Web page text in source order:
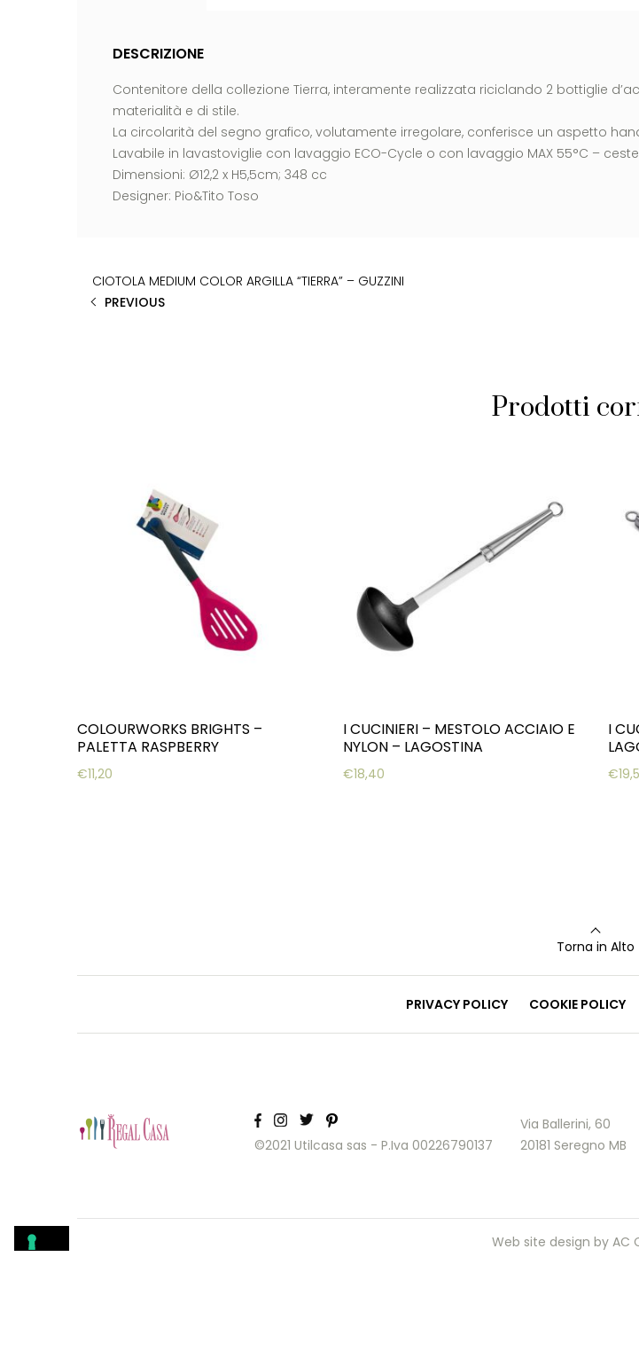
DESCRIZIONE
Contenitore della collezione Tierra, interamente realizzata riciclando 2 bottiglie
materialità e di stile.
La circolarità del segno grafico, volutamente irregolare, conferisce un aspetto
Lavabile in lavastoviglie con lavaggio ECO-Cycle o con lavaggio MAX 55°C –
Dimensioni: Ø12,2 x H5,5cm; 348 cc
Designer: Pio&Tito Toso
CIOTOLA MEDIUM COLOR ARGILLA “TIERRA” – GUZZINI
PREVIOUS
Prodotti
COLOURWORKS BRIGHTS –
PALETTA RASPBERRY
€11,20
I CUCINIERI – MESTOLO ACCIAIO E
NYLON – LAGOSTINA
€18,40
I
€
Torna in Alto
PRIVACY POLICY COOKIE POLICY
©2021 Utilcasa sas - P.Iva 00226790137
Via Ballerini, 60
20181 Seregno MB
Web site design by AC